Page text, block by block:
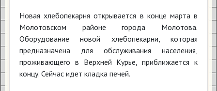
Новая хлебопекарня открывается в конце марта в
Молотовском районе города Молотова.
Оборудование новой хлебопекарни, которая
предназначена для обслуживания населения,
проживающего в Верхней Курье, приближается к
концу. Сейчас идет кладка печей.